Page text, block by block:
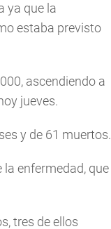
ya que la
estaba previsto
ascendiendo a
jueves.
y de 61 muertos.
la enfermedad, que
tres de ellos